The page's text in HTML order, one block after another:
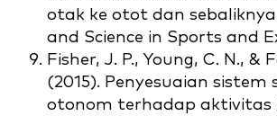
otak ke otot dan
and Science in Sports and
Fisher, J. P., Young, C. N., &
(2015). Penyesuaian sistem
otonom terhadap aktivitas